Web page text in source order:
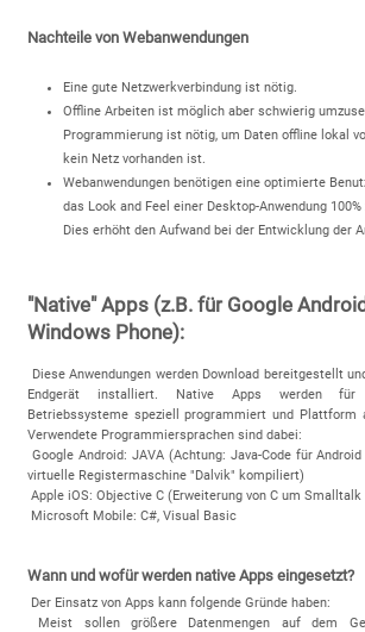
Nachteile von Webanwendungen
Eine gute Netzwerkverbindung ist nötig.
Offline Arbeiten ist möglich aber schwierig
Programmierung ist nötig, um Daten offline lokal
kein Netz vorhanden ist.
Webanwendungen benötigen eine optimierte
das Look and Feel einer Desktop-Anwendung
Dies erhöht den Aufwand bei der Entwicklung der
"Native" Apps (z.B. für Google
Windows Phone):
Diese Anwendungen werden Download bereitgestellt
Endgerät installiert. Native Apps werden für
Betriebssysteme speziell programmiert und Plattform
Verwendete Programmiersprachen sind dabei:
Google Android: JAVA (Achtung: Java-Code für
virtuelle Registermaschine "Dalvik" kompiliert)
Apple iOS: Objective C (Erweiterung von C um Smalltalk
Microsoft Mobile: C#, Visual Basic
Wann und wofür werden native Apps eingesetzt?
Der Einsatz von Apps kann folgende Gründe haben:
Meist sollen größere Datenmengen auf dem